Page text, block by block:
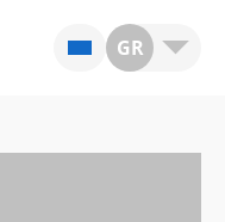
GR